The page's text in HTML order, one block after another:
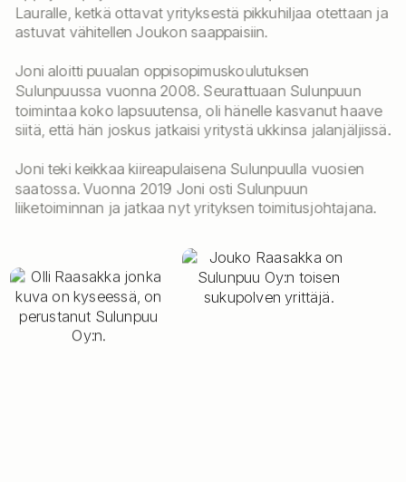
Lauralle, ketkä ottavat yrityksestä pikkuhiljaa otettaan ja
astuvat vähitellen Joukon saappaisiin.
Joni aloitti puualan oppisopimuskoulutuksen
Sulunpuussa vuonna 2008. Seurattuaan Sulunpuun
toimintaa koko lapsuutensa, oli hänelle kasvanut haave
siitä, että hän joskus jatkaisi yritystä ukkinsa jalanjäljissä.
Joni teki keikkaa kiireapulaisena Sulunpuulla vuosien
saatossa. Vuonna 2019 Joni osti Sulunpuun
liiketoiminnan ja jatkaa nyt yrityksen toimitusjohtajana.